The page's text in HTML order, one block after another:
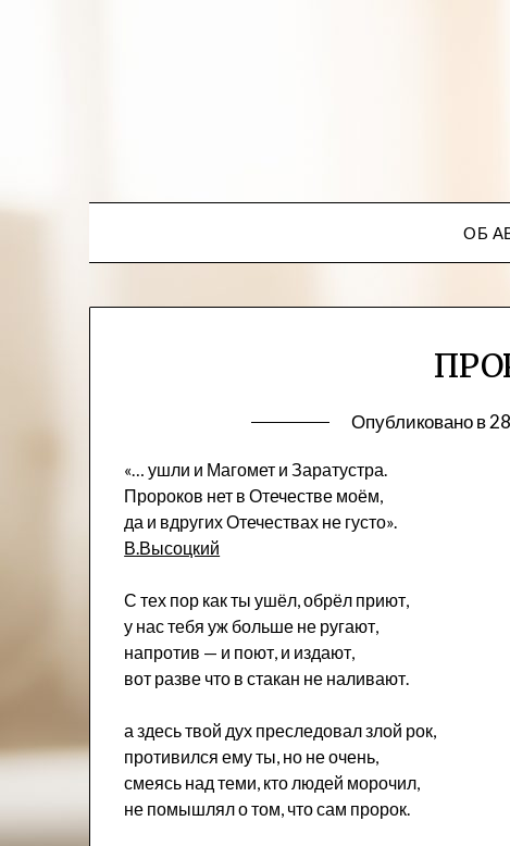
ОБ
Опубликовано в
«… ушли и Магомет и Заратустра.
Пророков нет в Отечестве моём,
да и вдругих Отечествах не густо».
В.Высоцкий
С тех пор как ты ушёл, обрёл приют,
у нас тебя уж больше не ругают,
напротив — и поют, и издают,
вот разве что в стакан не наливают.
а здесь твой дух преследовал злой рок,
противился ему ты, но не очень,
смеясь над теми, кто людей морочил,
не помышлял о том, что сам пророк.